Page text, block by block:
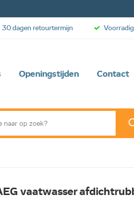
Openingstijden Contact
30 dagen retourtermijn
vaatwasser